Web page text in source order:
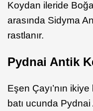
Koydan ileride
arasında Sidyma
rastlanır. ​
Pydnai Antik
Eşen Çayı’nın
batı ucunda